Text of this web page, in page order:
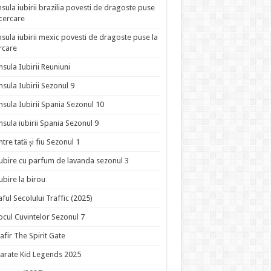
iubirii brazilia povesti de dragoste puse
iubirii mexic povesti de dragoste puse la
Iubirii Reuniuni
Iubirii Sezonul 9
Iubirii Spania Sezonul 10
iubirii Spania Sezonul 9
tată și fiu Sezonul 1
cu parfum de lavanda sezonul 3
la birou
Secolului Traffic (2025)
Cuvintelor Sezonul 7
The Spirit Gate
Kid Legends 2025